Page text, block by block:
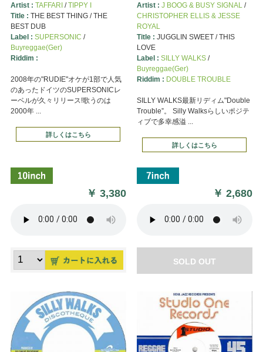
Artist : TAFFARI/TIPPY I
Title : THE BEST THING / THE
BEST DUB
Label : SUPERSONIC /
Buyreggae(Ger)
Riddim :
2008年の"RUDIE"オケが1部で人気
のあったドイツのSUPERSONICレ
ーベルが久々リリース!歌うのは
2000年 ...
詳しくはこちら
￥3,380
Artist : J BOOG & BUSY SIGNAL/
CHRISTOPHER ELLIS & JESSE
ROYAL
Title : JUGGLIN SWEET / THIS
LOVE
Label : SILLY WALKS/
Buyreggae(Ger)
Riddim : DOUBLE TROUBLE
SILLY WALKS最新リディム"Double
Trouble”。 Silly Walksらしいポジテ
ィブで多幸感溢 ...
詳しくはこちら
￥2,680
SOLD OUT